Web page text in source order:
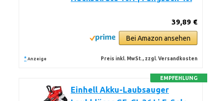
39,89 €
Bei Amazon ansehen
* Anzeige Preis inkl. MwSt., zzgl. Versandkosten
EMPFEHLUNG
Einhell Akku-Laubsauger